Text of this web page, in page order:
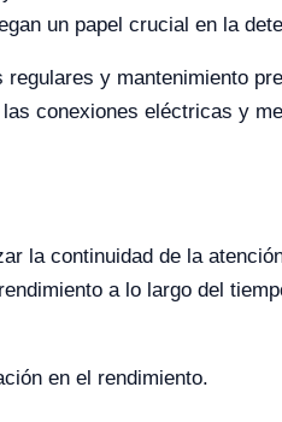
un papel crucial en la
y mantenimiento
conexiones eléctricas y
la continuidad de la
a lo largo del
en el rendimiento.